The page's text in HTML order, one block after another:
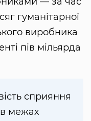
гуманітарної
виробника
пів мільярда
сприяння
межах